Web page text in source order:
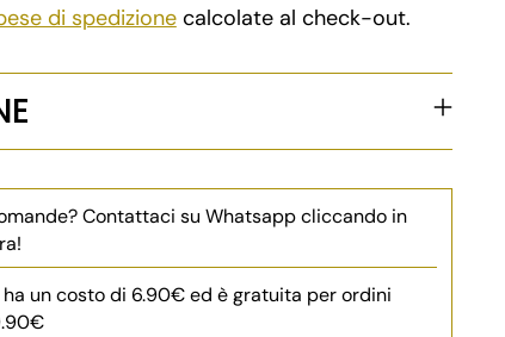
di spedizionecalcolate al check-out.
Contattaci su Whatsapp cliccando in
ha un costo di 6.90€ ed è gratuita per ordini